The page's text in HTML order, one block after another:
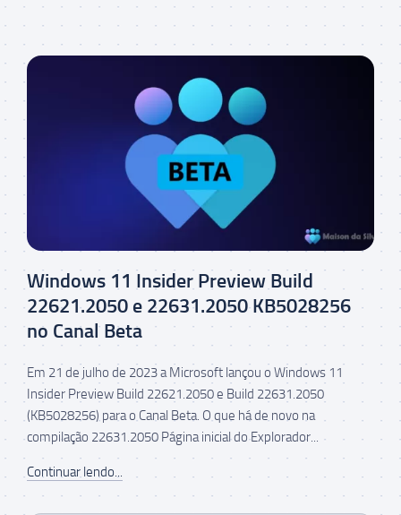
Windows 11 Insider Preview Build
22621.2050 e 22631.2050 KB5028256
no Canal Beta
Em 21 de julho de 2023 a Microsoft lançou o Windows 11
Insider Preview Build 22621.2050 e Build 22631.2050
(KB5028256) para o Canal Beta. O que há de novo na
compilação 22631.2050 Página inicial do Explorador...
Continuar lendo...